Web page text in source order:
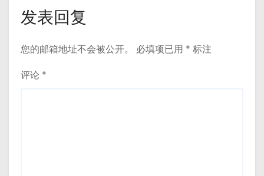
发表回复
您的邮箱地址不会被公开。 必填项已用 * 标注
评论 *